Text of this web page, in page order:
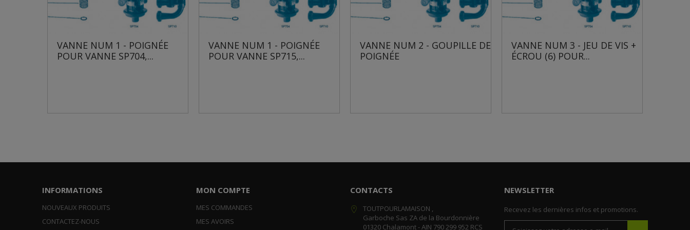
NUM 1 - POIGNÉE
VANNE SP704,...
VANNE NUM 1 - POIGNÉE
POUR VANNE SP715,...
VANNE NUM 2 - GOUPILLE DE
POIGNÉE
VANNE NUM 3 - JEU DE VIS +
ÉCROU (6) POUR...
VANNE NUM 3 - JEU
INFORMATIONS
NOUVEAUX PRODUITS
CONTACTEZ-NOUS
MON COMPTE
MES COMMANDES
MES AVOIRS
CONTACTS
TOUTPOURLAMAISON ,
Garboche Sas ZA de la Bourdonnière
01320 Chalamont - AIN 790 299 952 RCS
NEWSLETTER
Recevez les dernières infos et promotions.